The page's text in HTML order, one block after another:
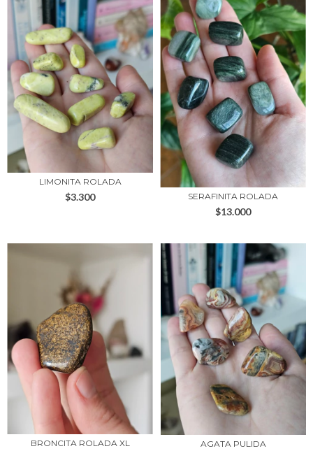
LIMONITA ROLADA
$3.300 SERAFINITA ROLADA
$13.000
BRONCITA ROLADA XL AGATA PULIDA